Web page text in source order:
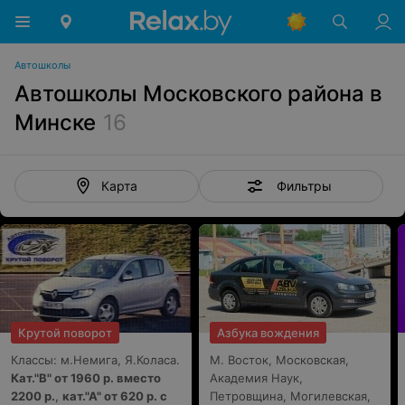
Автошколы
Автошколы Московского района в
Минске 16
Карта Фильтры
Крутой поворот
Классы: м.Немига, Я.Коласа.
Кат."В" от 1960 р. вместо
2200 р.
кат."А" от 620 р. с
Азбука вождения
М. Восток, Московская,
Академия Наук,
Петровщина, Могилевская,